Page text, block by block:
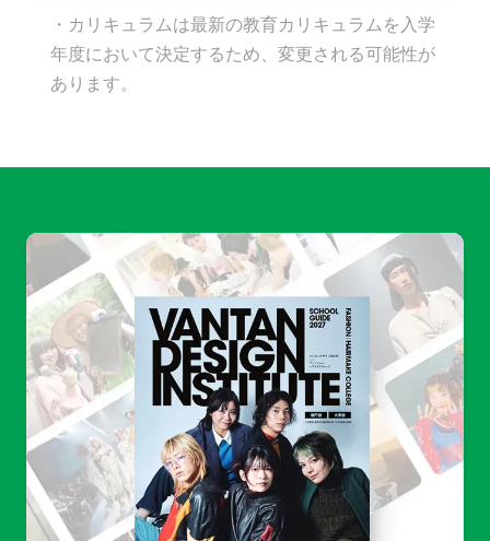
・カリキュラムは最新の教育カリキュラムを入学
年度において決定するため、変更される可能性が
あります。